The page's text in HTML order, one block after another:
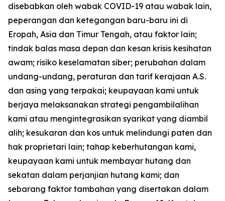
disebabkan oleh wabak COVID-19 atau wabak lain,
peperangan dan ketegangan baru-baru ini di
Eropah, Asia dan Timur Tengah, atau faktor lain;
tindak balas masa depan dan kesan krisis kesihatan
awam; risiko keselamatan siber; perubahan dalam
undang-undang, peraturan dan tarif kerajaan A.S.
dan asing yang terpakai; keupayaan kami untuk
berjaya melaksanakan strategi pengambilalihan
kami atau mengintegrasikan syarikat yang diambil
alih; kesukaran dan kos untuk melindungi paten dan
hak proprietari lain; tahap keberhutangan kami,
keupayaan kami untuk membayar hutang dan
sekatan dalam perjanjian hutang kami; dan
sebarang faktor tambahan yang disertakan dalam